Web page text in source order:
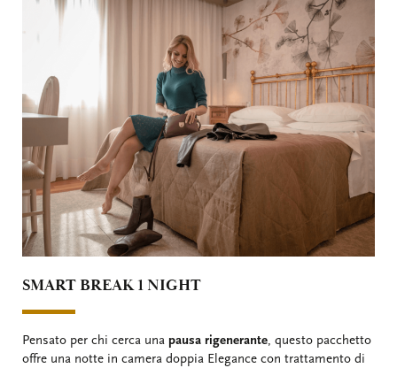
SMART BREAK 1 NIGHT
Pensato per chi cerca una pausa rigenerante, questo pacchetto
offre una notte in camera doppia Elegance con trattamento di